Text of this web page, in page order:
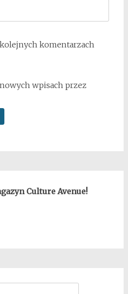
komentarzach
wpisach przez
Culture Avenue!